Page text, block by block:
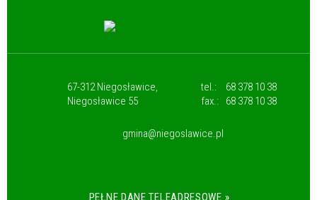
67-312 Niegosławice,
Niegosławice 55
tel.:
68 378 10 38
fax.:
68 378 10 38
gmina@niegoslawice.pl
PEŁNE DANE TELEADRESOWE »